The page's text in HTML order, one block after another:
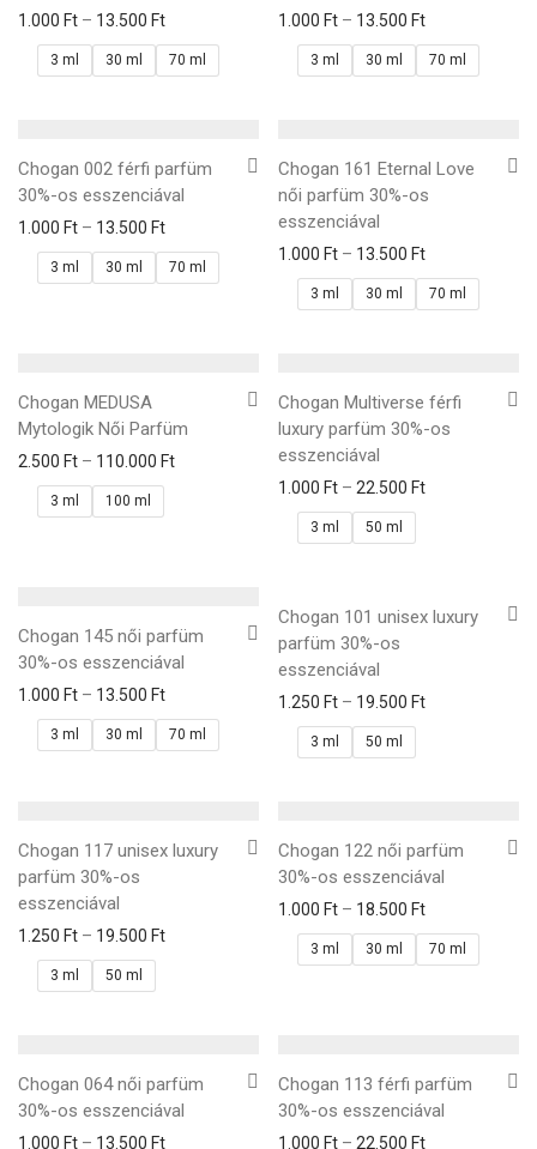
1.000 Ft – 13.500 Ft
3 ml 30 ml 70 ml
1.000 Ft – 13.500 Ft
3 ml 30 ml 70 ml
Chogan 002 férfi parfüm
30%-os esszenciával
1.000 Ft – 13.500 Ft
3 ml 30 ml 70 ml
Chogan 161 Eternal Love
női parfüm 30%-os
esszenciával
1.000 Ft – 13.500 Ft
3 ml 30 ml 70 ml
Chogan MEDUSA
Mytologik Női Parfüm
2.500 Ft – 110.000 Ft
3 ml 100 ml
Chogan Multiverse férfi
luxury parfüm 30%-os
esszenciával
1.000 Ft – 22.500 Ft
3 ml 50 ml
Chogan 145 női parfüm
30%-os esszenciával
1.000 Ft – 13.500 Ft
3 ml 30 ml 70 ml
Chogan 101 unisex luxury
parfüm 30%-os
esszenciával
1.250 Ft – 19.500 Ft
3 ml 50 ml
Chogan 117 unisex luxury
parfüm 30%-os
esszenciával
1.250 Ft – 19.500 Ft
3 ml 50 ml
Chogan 122 női parfüm
30%-os esszenciával
1.000 Ft – 18.500 Ft
3 ml 30 ml 70 ml
Chogan 064 női parfüm
30%-os esszenciával
1.000 Ft – 13.500 Ft
Chogan 113 férfi parfüm
30%-os esszenciával
1.000 Ft – 22.500 Ft